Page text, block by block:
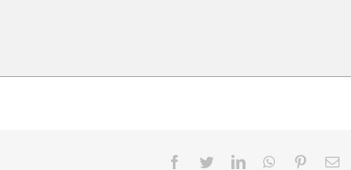
Facebook
TwitterLinkedInWhatsApp
Pinterest